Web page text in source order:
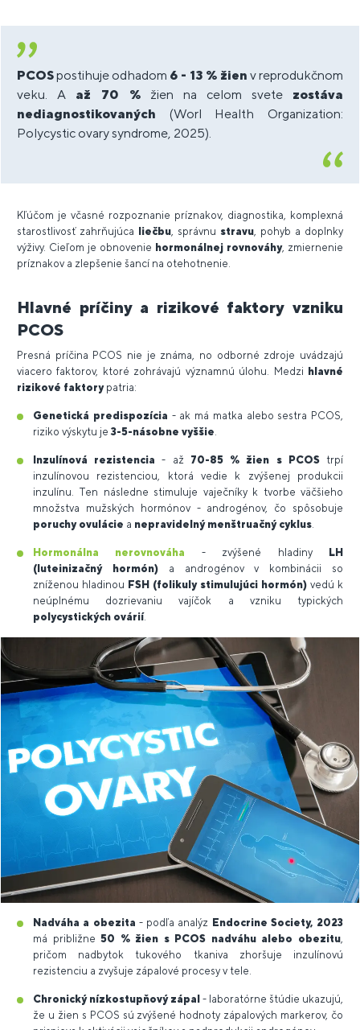
PCOSpostihuje odhadom 6 - 13 % žien v reprodukčnom
veku. A až 70 % žien na celom svete zostáva
nediagnostikovaných (Worl Health Organization:
Polycystic ovary syndrome, 2025).
Kľúčom je včasné rozpoznanie príznakov, diagnostika, komplexná
starostlivosť zahrňujúca liečbu , správnu stravu , pohyb a doplnky
výživy. Cieľom je obnovenie hormonálnej rovnováhy, zmiernenie
príznakov a zlepšenie šancí na otehotnenie.
Hlavné príčiny a rizikové faktory vzniku
PCOS
Presná príčina PCOS nie je známa, no odborné zdroje uvádzajú
viacero faktorov, ktoré zohrávajú významnú úlohu. Medzi hlavné
rizikové faktorypatria:
Genetická predispozícia - ak má matka alebo sestra PCOS,
riziko výskytu je3-5-násobne vyššie
Inzulínová rezistencia - až 70-85 % žien s PCOStrpí
inzulínovou rezistenciou, ktorá vedie k zvýšenej produkcii
inzulínu. Ten následne stimuluje vaječníky k tvorbe väčšieho
množstva mužských hormónov - androgénov, čo spôsobuje
poruchy ovulácie a nepravidelný menštruačný cyklus
Hormonálna nerovnováha - zvýšené hladiny LH
(luteinizačný hormón)a androgénov v kombinácii so
zníženou hladinou FSH (folikuly stimulujúci hormón) vedú k
neúplnému dozrievaniu vajíčok a vzniku typických
polycystických ovárií.
Nadváha a obezita - podľa analýz Endocrine Society, 2023
má približne50 % žien s PCOS nadváhu alebo obezitu
pričom nadbytok tukového tkaniva zhoršuje inzulínovú
rezistenciu a zvyšuje zápalové procesy v tele.
Chronický nízkostupňový zápal - laboratórne štúdie ukazujú,
že u žien s PCOS sú zvýšené hodnoty zápalových markerov, čo